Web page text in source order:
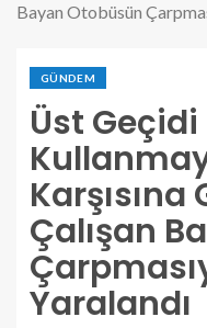
Bayan Otobüsün
GÜNDEM
Üst Geçidi
Çalışan
Yaralandı